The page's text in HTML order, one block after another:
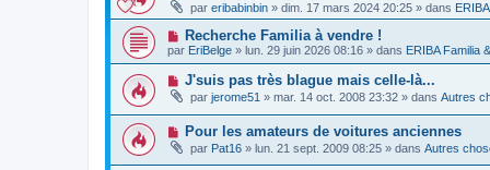
u
v
e
a
u
m
e
s
s
g
e
par eribabinbin » dim. 17 mars 2024 20:25 » dans
N
o
u
e
a
m
e
s
s
Recherche Familia à vendre !
par EriBelge » lun. 29 juin 2026 08:16 » dans ERIBA Familia
N
u
v
e
a
u
J'suis pas très blague mais celle-là...
par jerome51 » mar. 14 oct. 2008 23:32 » dans Autres
N
u
Pour les amateurs de voitures anciennes
par Pat16 » lun. 21 sept. 2009 08:25 » dans Autres